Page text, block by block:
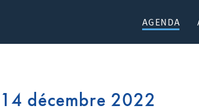
AGENDA
14 décembre 2022